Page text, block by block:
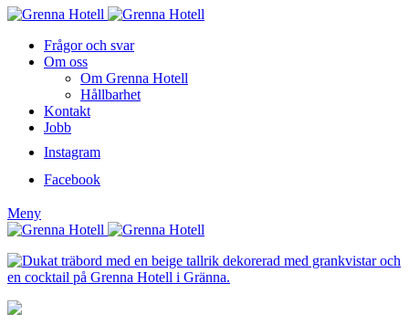
Frågor och svar
Om oss
Om Grenna Hotell
Hållbarhet
Kontakt
Jobb
Instagram
Facebook
Meny